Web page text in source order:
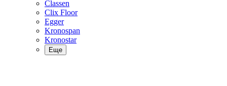
Classen
Clix Floor
Egger
Kronospan
Kronostar
Еще